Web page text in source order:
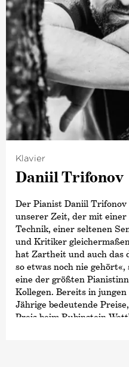
Mit der Saison 2028/29
Chefdirigenten und
Philharmonic Orchestra.
Als Gastdirigent tritt er
Orchestern wie dem
Amsterdam, den Berliner
Staatskapelle Dresden,
Philharmonic und dem
2015 wurde er von der
Zeitschrift›Gramophone‹
Zeitschrift›Diapason‹zum
ernannt, 2019 folgte der
Auszeichnung des Landes
Klavier
Daniil Trifonov
Der Pianist Daniil
unserer Zeit, der mit
Technik, einer seltenen
und Kritiker
hat Zartheit und auch das
so etwas noch nie
eine der größten
Kollegen. Bereits in
Jährige bedeutende
Preis beim Rubinstein-